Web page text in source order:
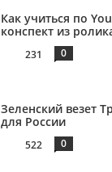
Как учиться по
конспект из
231 0
Зеленский везет
для России
522 0